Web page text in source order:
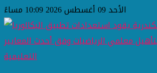
الأحد 09 أغسطس 2026 10:09 مساءً